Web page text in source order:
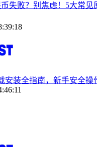
币失败？别焦虑！5大常
安装全指南，新手安全操